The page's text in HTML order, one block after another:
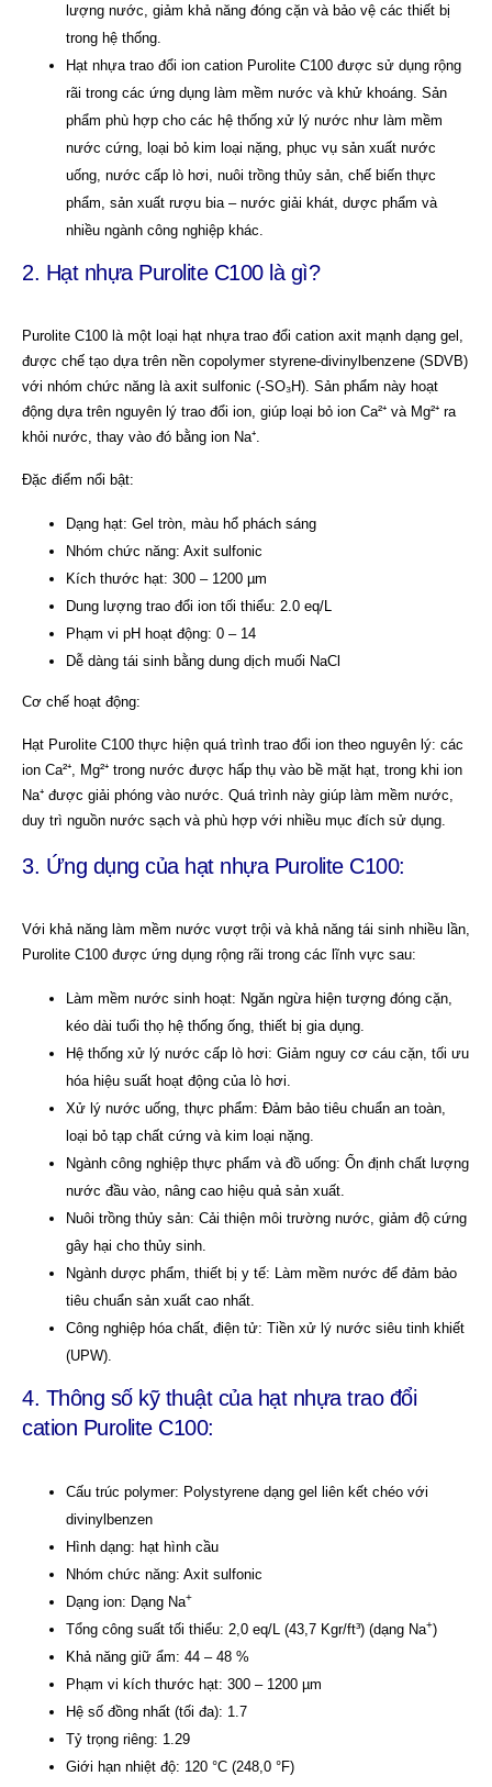
lượng nước, giảm khả năng đóng cặn và bảo vệ các thiết bị
trong hệ thống.
Hạt nhựa trao đổi ion cation Purolite C100 được sử dụng rộng
rãi trong các ứng dụng làm mềm nước và khử khoáng. Sản
phẩm phù hợp cho các hệ thống xử lý nước như làm mềm
nước cứng, loại bỏ kim loại nặng, phục vụ sản xuất nước
uống, nước cấp lò hơi, nuôi trồng thủy sản, chế biến thực
phẩm, sản xuất rượu bia – nước giải khát, dược phẩm và
nhiều ngành công nghiệp khác.
2. Hạt nhựa Purolite C100 là gì?
Purolite C100 là một loại hạt nhựa trao đổi cation axit mạnh dạng gel,
được chế tạo dựa trên nền copolymer styrene-divinylbenzene (SDVB)
với nhóm chức năng là axit sulfonic (-SO₃H). Sản phẩm này hoạt
động dựa trên nguyên lý trao đổi ion, giúp loại bỏ ion Ca²⁺ và Mg²⁺ ra
khỏi nước, thay vào đó bằng ion Na⁺.
Đặc điểm nổi bật:
Dạng hạt: Gel tròn, màu hổ phách sáng
Nhóm chức năng: Axit sulfonic
Kích thước hạt: 300 – 1200 µm
Dung lượng trao đổi ion tối thiểu: 2.0 eq/L
Phạm vi pH hoạt động: 0 – 14
Dễ dàng tái sinh bằng dung dịch muối NaCl
Cơ chế hoạt động:
Hạt Purolite C100 thực hiện quá trình trao đổi ion theo nguyên lý: các
ion Ca²⁺, Mg²⁺ trong nước được hấp thụ vào bề mặt hạt, trong khi ion
Na⁺ được giải phóng vào nước. Quá trình này giúp làm mềm nước,
duy trì nguồn nước sạch và phù hợp với nhiều mục đích sử dụng.
3. Ứng dụng của hạt nhựa Purolite C100:
Với khả năng làm mềm nước vượt trội và khả năng tái sinh nhiều lần,
Purolite C100 được ứng dụng rộng rãi trong các lĩnh vực sau:
Làm mềm nước sinh hoạt: Ngăn ngừa hiện tượng đóng cặn,
kéo dài tuổi thọ hệ thống ống, thiết bị gia dụng.
Hệ thống xử lý nước cấp lò hơi: Giảm nguy cơ cáu cặn, tối ưu
hóa hiệu suất hoạt động của lò hơi.
Xử lý nước uống, thực phẩm: Đảm bảo tiêu chuẩn an toàn,
loại bỏ tạp chất cứng và kim loại nặng.
Ngành công nghiệp thực phẩm và đồ uống: Ổn định chất lượng
nước đầu vào, nâng cao hiệu quả sản xuất.
Nuôi trồng thủy sản: Cải thiện môi trường nước, giảm độ cứng
gây hại cho thủy sinh.
Ngành dược phẩm, thiết bị y tế: Làm mềm nước để đảm bảo
tiêu chuẩn sản xuất cao nhất.
Công nghiệp hóa chất, điện tử: Tiền xử lý nước siêu tinh khiết
(UPW).
4. Thông số kỹ thuật của hạt nhựa trao đổi
cation Purolite C100:
Cấu trúc polymer: Polystyrene dạng gel liên kết chéo với
divinylbenzen
Hình dạng: hạt hình cầu
Nhóm chức năng: Axit sulfonic
Dạng ion: Dạng Na+
Tổng công suất tối thiểu: 2,0 eq/L (43,7 Kgr/ft³) (dạng Na+)
Khả năng giữ ẩm: 44 – 48 %
Phạm vi kích thước hạt: 300 – 1200 µm
Hệ số đồng nhất (tối đa): 1.7
Tỷ trọng riêng: 1.29
Giới hạn nhiệt độ: 120 °C (248,0 °F)